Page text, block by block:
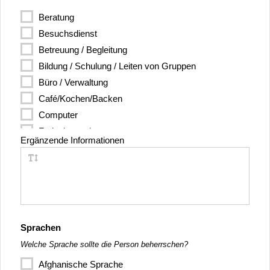
Beratung
Besuchsdienst
Betreuung / Begleitung
Bildung / Schulung / Leiten von Gruppen
Büro / Verwaltung
Café/Kochen/Backen
Computer
Freizeitgestaltung
Gartenarbeit
Kreatives
Literatur
Moderation
Ergänzende Informationen
Sprachen
Welche Sprache sollte die Person beherrschen?
Afghanische Sprache